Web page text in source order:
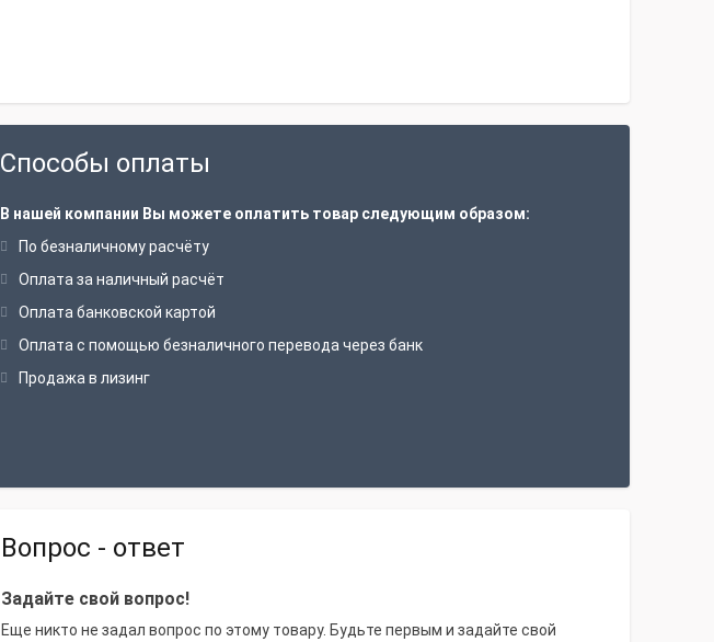
Способы оплаты
В нашей компании Вы можете оплатить товар следующим образом:
По безналичному расчёту
Оплата за наличный расчёт
Оплата банковской картой
Оплата с помощью безналичного перевода через банк
Продажа в лизинг
Вопрос - ответ
Задайте свой вопрос!
Еще никто не задал вопрос по этому товару. Будьте первым и задайте свой